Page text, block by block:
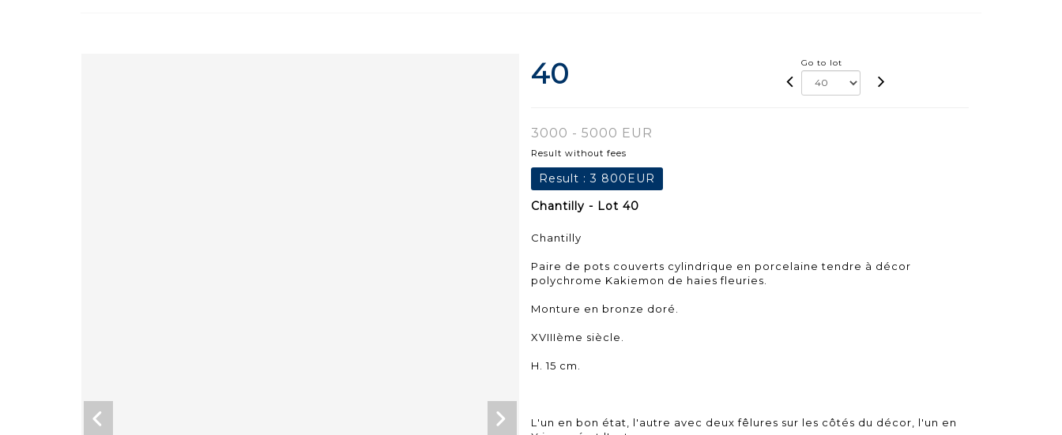
40 Go to lot
3000 - 5000 EUR
Result without fees
Result :3 800EUR
Chantilly - Lot 40
Chantilly
Paire de pots couverts cylindrique en porcelaine tendre à décor
polychrome Kakiemon de haies fleuries.
Monture en bronze doré.
XVIIIème siècle.
H. 15 cm.
L'un en bon état, l'autre avec deux fêlures sur les côtés du décor, l'un en